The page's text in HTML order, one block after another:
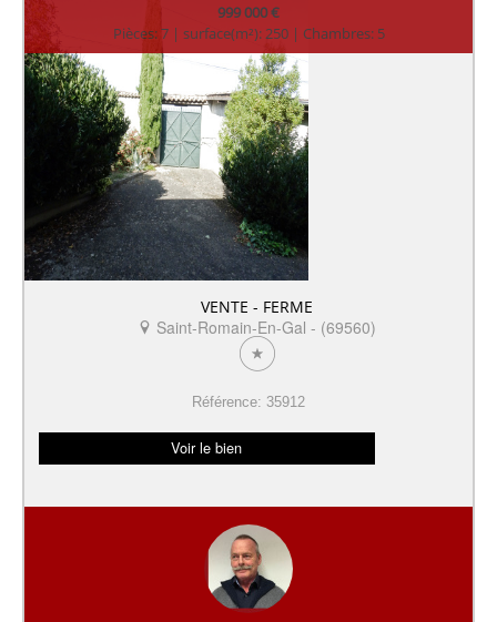
999 000 €
Pièces: 7 | surface(m²): 250 | Chambres: 5
VENTE - FERME
Saint-Romain-En-Gal - (69560)
Référence: 35912
Voir le bien